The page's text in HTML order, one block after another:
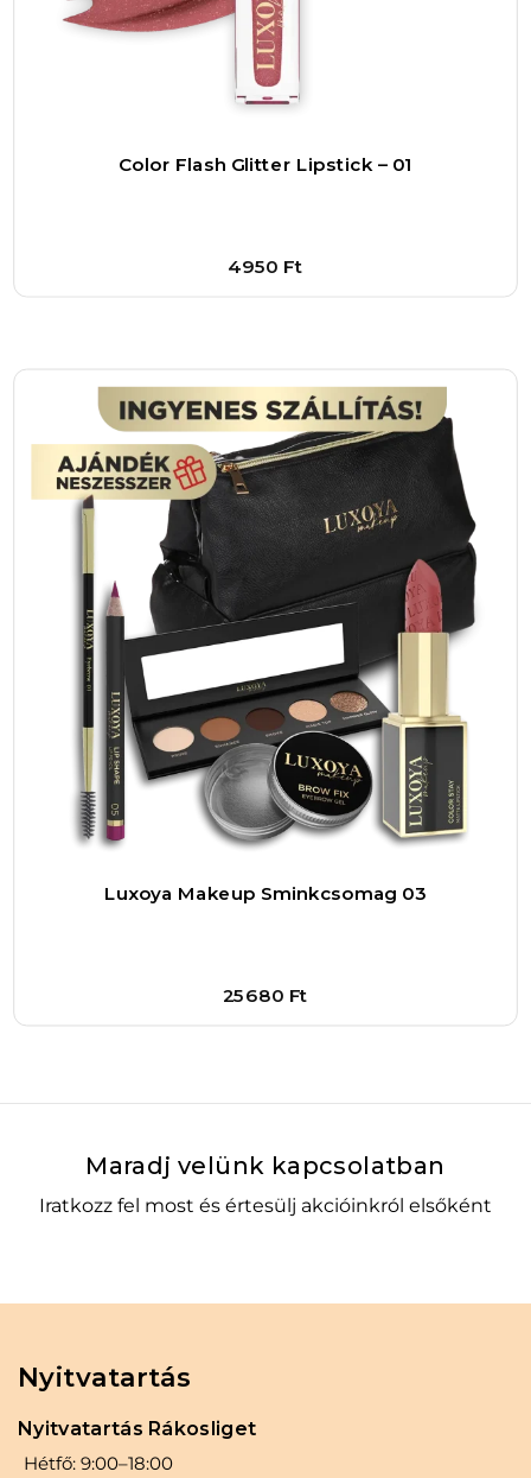
magabiztos megjelenést!
Color Flash Glitter Lipstick – 01
4950 Ft
Kosárba
Luxoya Makeup Sminkcsomag 03
25680 Ft
– 1 +
Maradj velünk kapcsolatban
Iratkozz fel most és értesülj akcióinkról elsőként
Nyitvatartás
Nyitvatartás Rákosliget
Hétfő: 9:00–18:00